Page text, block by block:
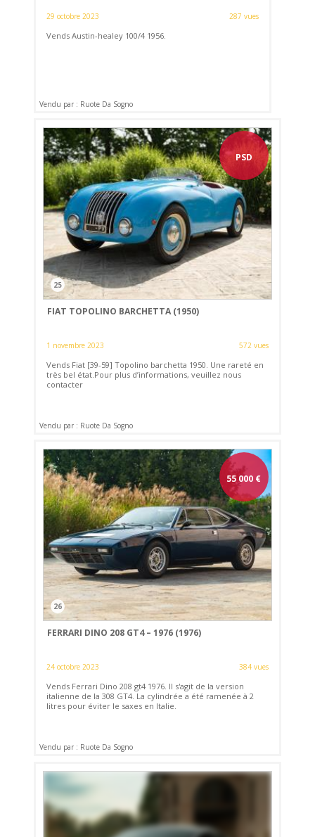
29 octobre 2023 287 vues
Vends Austin-healey 100/4 1956.
Vendu par : Ruote Da Sogno
PSD
25
FIAT TOPOLINO BARCHETTA (1950)
1 novembre 2023 572 vues
Vends Fiat [39-59] Topolino barchetta 1950. Une rareté en
très bel état.Pour plus d’informations, veuillez nous
contacter
Vendu par : Ruote Da Sogno
55 000 €
26
FERRARI DINO 208 GT4 – 1976 (1976)
24 octobre 2023 384 vues
Vends Ferrari Dino 208 gt4 1976. Il s'agit de la version
italienne de la 308 GT4. La cylindrée a été ramenée à 2
litres pour éviter le saxes en Italie.
Vendu par : Ruote Da Sogno